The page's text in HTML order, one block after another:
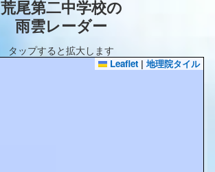
荒尾第二中学校の
雨雲レーダー
タップすると拡大します
Leaflet | 地理院タイル